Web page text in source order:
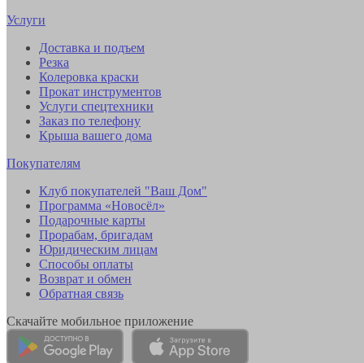
Услуги
Доставка и подъем
Резка
Колеровка краски
Прокат инструментов
Услуги спецтехники
Заказ по телефону
Крыша вашего дома
Покупателям
Клуб покупателей "Ваш Дом"
Программа «Новосёл»
Подарочные карты
Прорабам, бригадам
Юридическим лицам
Способы оплаты
Возврат и обмен
Обратная связь
Скачайте мобильное приложение